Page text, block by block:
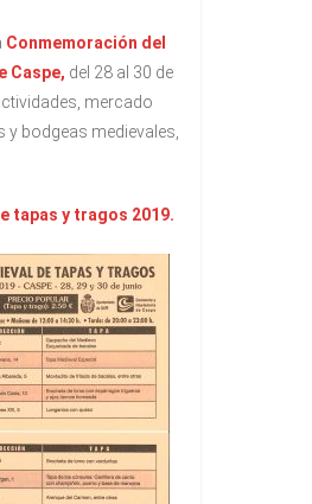
Conmemoración del
Caspe, del 28 al 30 de
mercado
y bodgeas medievales,
tapas y tragos 2019.